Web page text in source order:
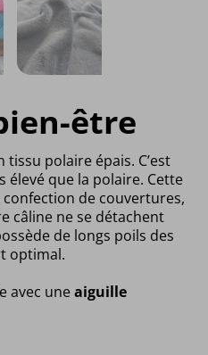
être
tissu polaire épais. C’est
élevé que la polaire. Cette
de couvertures,
câline ne se détachent
de longs poils des
optimal.
avec uneaiguille